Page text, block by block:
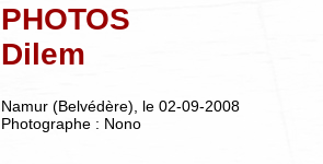
PHOTOS
Dilem
Namur (Belvédère), le 02-09-2008
Photographe : Nono